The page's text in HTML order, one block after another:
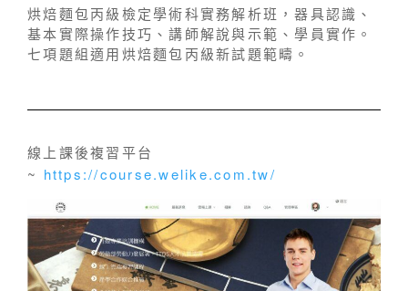
烘焙麵包丙級檢定學術科實務解析班，器具認識、
基本實際操作技巧、講師解說與示範、學員實作。
七項題組適用烘焙麵包丙級新試題範疇。
線上課後複習平台
~ https://course.welike.com.tw/